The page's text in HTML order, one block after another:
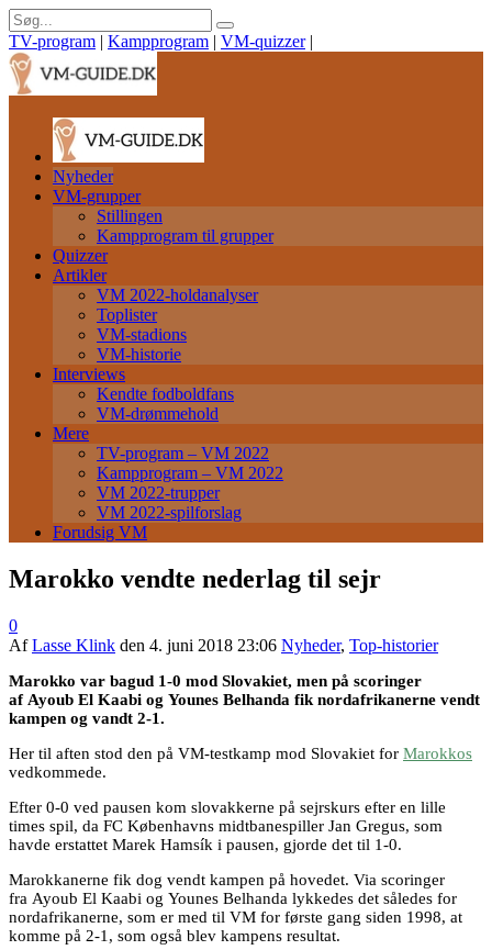
TV-program | Kampprogram | VM-quizzer |
Nyheder
VM-grupper
Stillingen
Kampprogram til grupper
Quizzer
Artikler
VM 2022-holdanalyser
Toplister
VM-stadions
VM-historie
Interviews
Kendte fodboldfans
VM-drømmehold
Mere
TV-program – VM 2022
Kampprogram – VM 2022
VM 2022-trupper
VM 2022-spilforslag
Forudsig VM
Marokko vendte nederlag til sejr
0
AfLasse Klink den 4. juni 2018 23:06 Nyheder, Top-historier
Marokko var bagud 1-0 mod Slovakiet, men på scoringer
af Ayoub El Kaabi og Younes Belhanda fik nordafrikanerne vendt
kampen og vandt 2-1.
Her til aften stod den på VM-testkamp mod Slovakiet for Marokkos
vedkommede.
Efter 0-0 ved pausen kom slovakkerne på sejrskurs efter en lille
times spil, da FC Københavns midtbanespiller Jan Gregus, som
havde erstattet Marek Hamsík i pausen, gjorde det til 1-0.
Marokkanerne fik dog vendt kampen på hovedet. Via scoringer
fra Ayoub El Kaabi og Younes Belhanda lykkedes det således for
nordafrikanerne, som er med til VM for første gang siden 1998, at
komme på 2-1, som også blev kampens resultat.